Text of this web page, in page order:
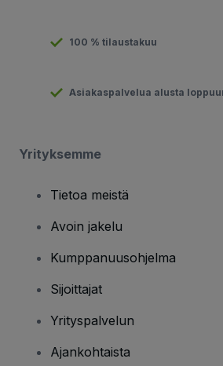
100 % tilaustakuu
Asiakaspalvelua alusta
Yrityksemme
Tietoa meistä
Avoin jakelu
Kumppanuusohjelma
Sijoittajat
Yrityspalvelun
Ajankohtaista